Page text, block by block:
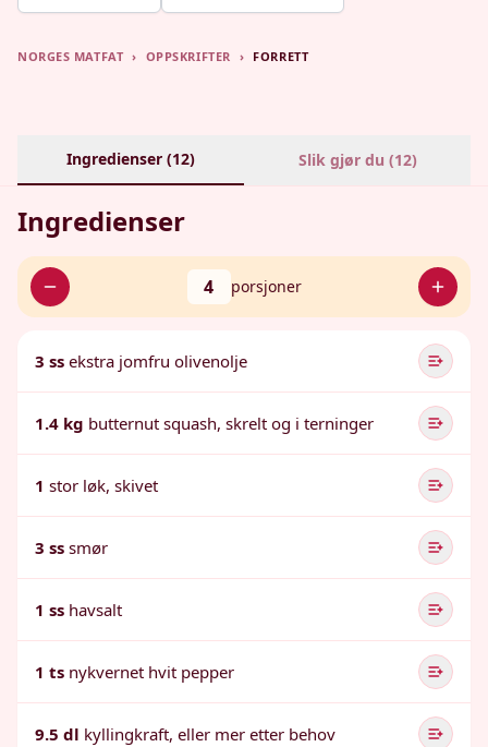
NORGES MATFAT › OPPSKRIFTER › FORRETT
Ingredienser (12) Slik gjør du (12)
Ingredienser
4 porsjoner
3 ss ekstra jomfru olivenolje
1.4 kg butternut squash, skrelt og i terninger
1 stor løk, skivet
3 ss smør
1 ss havsalt
1 ts nykvernet hvit pepper
9.5 dl kyllingkraft, eller mer etter behov